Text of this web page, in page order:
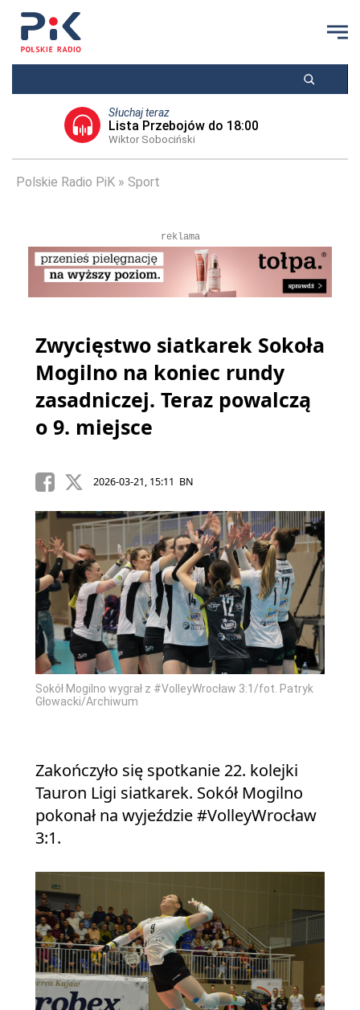
Słuchaj teraz
Lista Przebojów do 18:00
Wiktor Sobociński
Polskie Radio PiK Sport
reklama
Zwycięstwo siatkarek Sokoła
Mogilno na koniec rundy
zasadniczej. Teraz powalczą
o 9. miejsce
2026-03-21, 15:11 BN
Sokół Mogilno wygrał z #VolleyWrocław 3:1/fot. Patryk
Głowacki/Archiwum
Zakończyło się spotkanie 22. kolejki
Tauron Ligi siatkarek. Sokół Mogilno
pokonał na wyjeździe #VolleyWrocław
3:1.